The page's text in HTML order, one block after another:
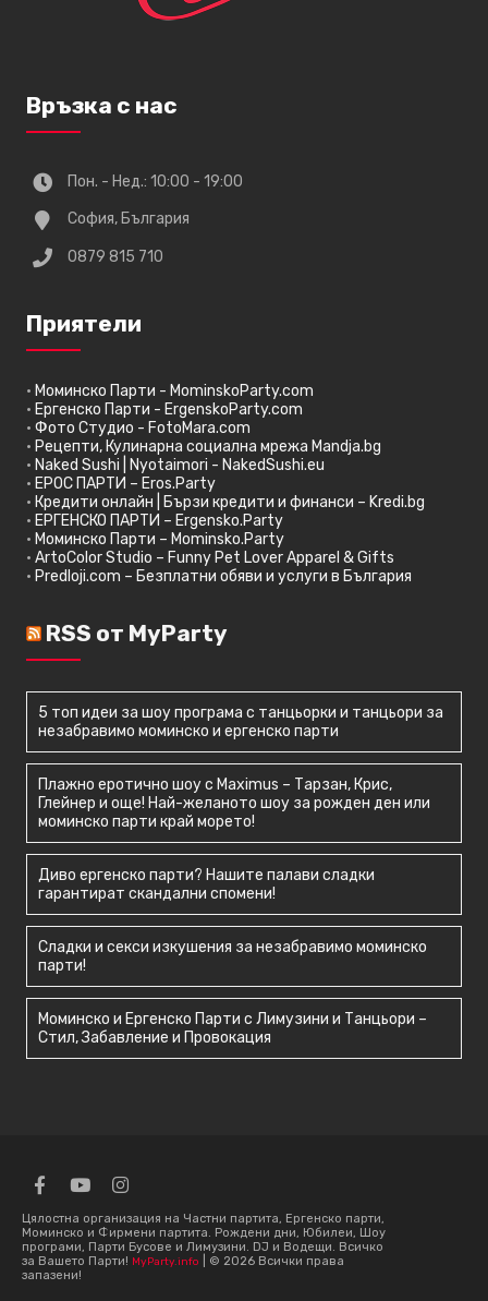
Връзка с нас
Пон. - Нед.: 10:00 - 19:00
София, България
0879 815 710
Приятели
• Моминско Парти - MominskoParty.com
• Ергенско Парти - ErgenskoParty.com
•Фото Студио - FotoMara.com
• Рецепти, Кулинарна социална мрежа Mandja.bg
• Naked Sushi | Nyotaimori - NakedSushi.eu
• ЕРОС ПАРТИ – Eros.Party
• Кредити онлайн | Бързи кредити и финанси – Kredi.bg
• ЕРГЕНСКО ПАРТИ – Ergensko.Party
• Моминско Парти – Mominsko.Party
•ArtoColor Studio – Funny Pet Lover Apparel & Gifts
• Predloji.com – Безплатни обяви и услуги в България
RSS от MyParty
5 топ идеи за шоу програма с танцьорки и танцьори за
незабравимо моминско и ергенско парти
Плажно еротично шоу с Maximus – Тарзан, Крис,
Глейнер и още! Най-желаното шоу за рожден ден или
моминско парти край морето!
Диво ергенско парти? Нашите палави сладки
гарантират скандални спомени!
Сладки и секси изкушения за незабравимо моминско
парти!
Моминско и Ергенско Парти с Лимузини и Танцьори –
Стил, Забавление и Провокация
Цялостна организация на Частни партита, Ергенско парти,
Моминско и Фирмени партита. Рождени дни, Юбилеи, Шоу
програми, Парти Бусове и Лимузини. DJ и Водещи. Всичко
за Вашето Парти! MyParty.info
| © 2026 Всички права
запазени!